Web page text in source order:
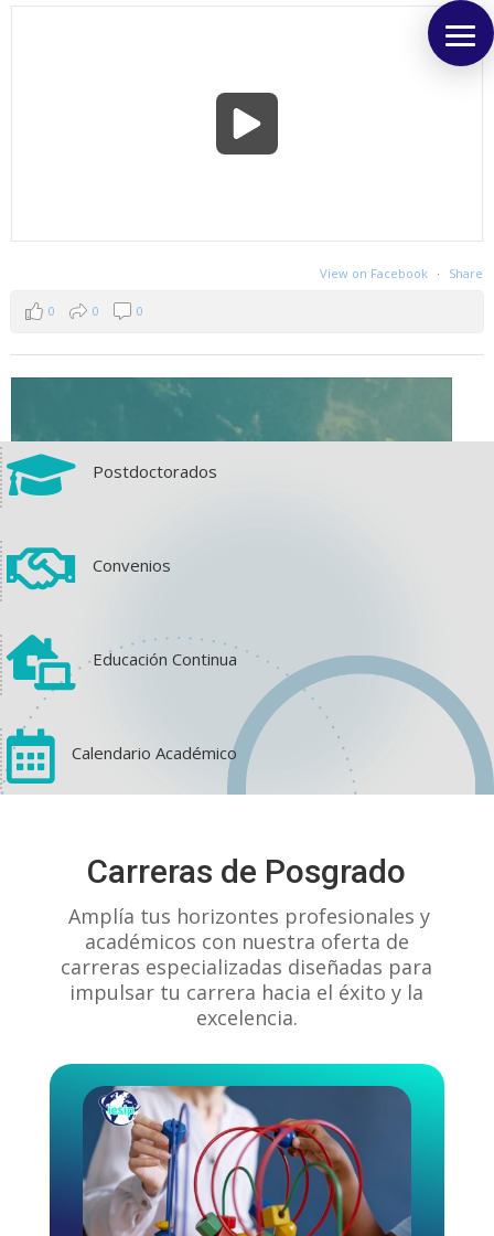
View on Facebook · Share
0 0 0
1 0
 Postdoctorados
 Convenios
 Educación Continua
 Calendario Académico
Carreras de Posgrado
Amplía tus horizontes profesionales y
académicos con nuestra oferta de
carreras especializadas diseñadas para
impulsar tu carrera hacia el éxito y la
excelencia.